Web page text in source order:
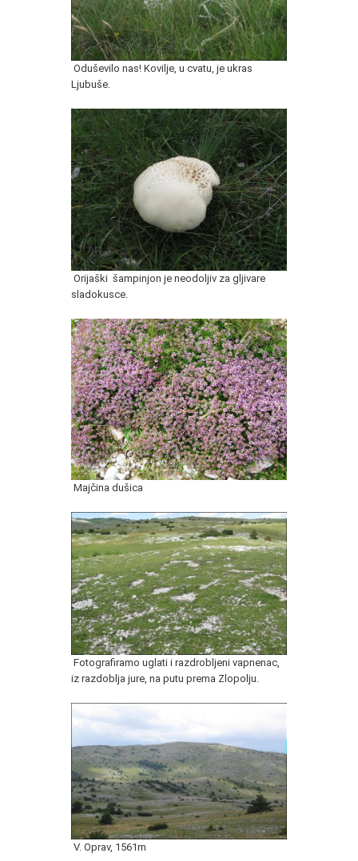
Oduševilo nas! Kovilje, u cvatu, je ukras
Ljubuše.
Orijaški šampinjon je neodoljiv za gljivare
sladokusce.
Majčina dušica
Fotografiramo uglati i razdrobljeni vapnenac,
iz razdoblja jure, na putu prema Zlopolju.
V. Oprav, 1561m